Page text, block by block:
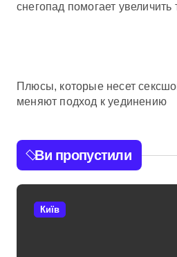
снегопад помогает увеличить
Плюсы, которые несет
меняют подход к уединению
Ви пропустили
Київ